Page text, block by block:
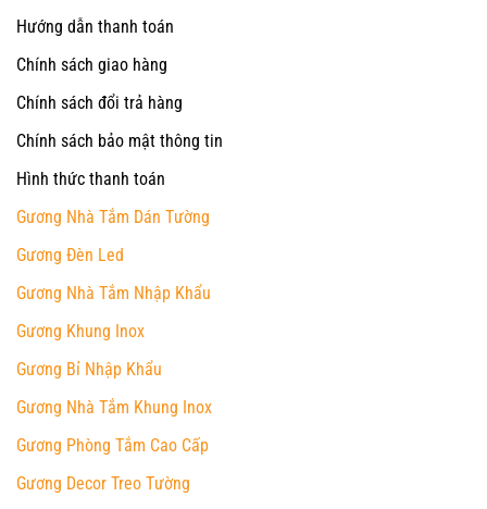
Hướng dẫn thanh toán
Chính sách giao hàng
Chính sách đổi trả hàng
Chính sách bảo mật thông tin
Hình thức thanh toán
Gương Nhà Tắm Dán Tường
Gương Đèn Led
Gương Nhà Tắm Nhập Khẩu
Gương Khung Inox
Gương Bỉ Nhập Khẩu
Gương Nhà Tắm Khung Inox
Gương Phòng Tắm Cao Cấp
Gương Decor Treo Tường